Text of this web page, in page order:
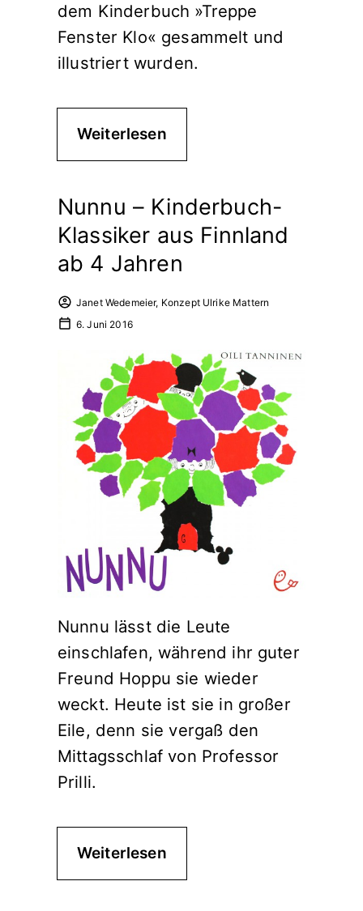
dem Kinderbuch »Treppe
Fenster Klo« gesammelt und
illustriert wurden.
Weiterlesen
Nunnu – Kinderbuch-
Klassiker aus Finnland
ab 4 Jahren
Janet Wedemeier, Konzept Ulrike Mattern
6. Juni 2016
Nunnu lässt die Leute
einschlafen, während ihr guter
Freund Hoppu sie wieder
weckt. Heute ist sie in großer
Eile, denn sie vergaß den
Mittagsschlaf von Professor
Prilli.
Weiterlesen